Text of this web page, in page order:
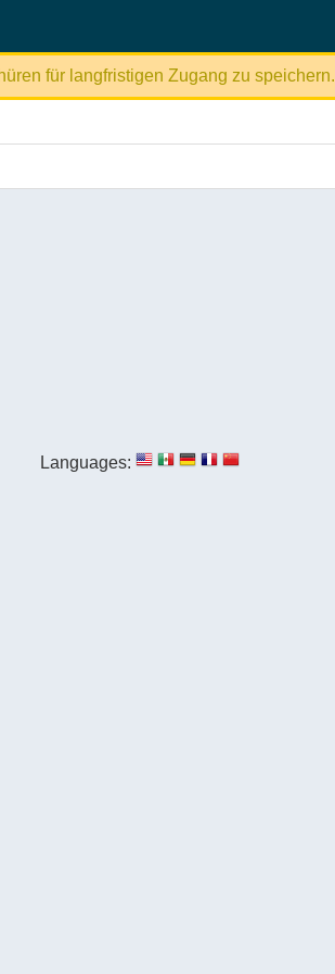
für langfristigen Zugang zu speichern.
Languages: